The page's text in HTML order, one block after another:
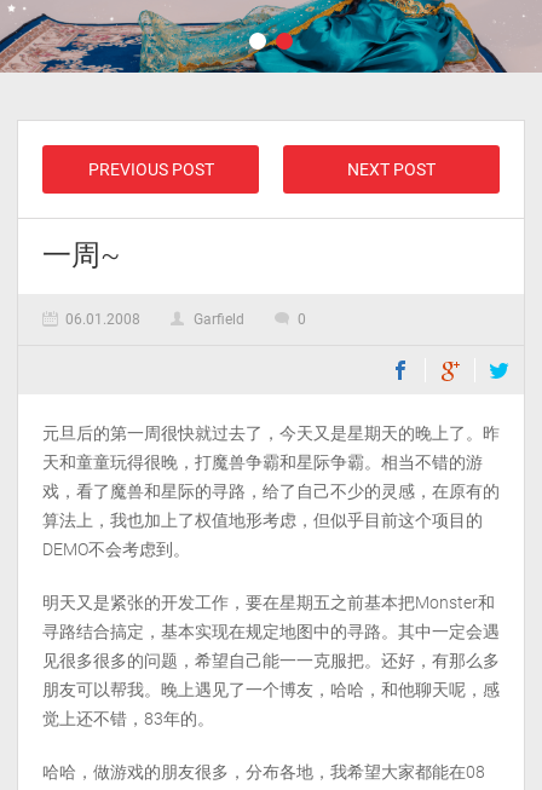
PREVIOUS POST NEXT POST
一周~
06.01.2008 Garfield 0
元旦后的第一周很快就过去了，今天又是星期天的晚上了。昨
天和童童玩得很晚，打魔兽争霸和星际争霸。相当不错的游
戏，看了魔兽和星际的寻路，给了自己不少的灵感，在原有的
算法上，我也加上了权值地形考虑，但似乎目前这个项目的
DEMO不会考虑到。
明天又是紧张的开发工作，要在星期五之前基本把Monster和
寻路结合搞定，基本实现在规定地图中的寻路。其中一定会遇
见很多很多的问题，希望自己能一一克服把。还好，有那么多
朋友可以帮我。晚上遇见了一个博友，哈哈，和他聊天呢，感
觉上还不错，83年的。
哈哈，做游戏的朋友很多，分布各地，我希望大家都能在08